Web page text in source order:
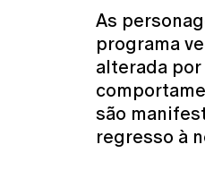
As
programa
alterada
são
regresso à